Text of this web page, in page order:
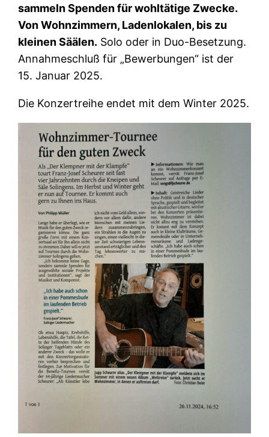
sammeln Spenden für wohltätige Zwecke.
Von Wohnzimmern, Ladenlokalen, bis zu
kleinen Säälen. Solo oder in Duo-Besetzung.
Annahmeschluß für „Bewerbungen“ ist der
15. Januar 2025.
Die Konzertreihe endet mit dem Winter 2025.